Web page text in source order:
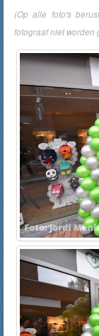
(Op alle foto's
fotograaf niet